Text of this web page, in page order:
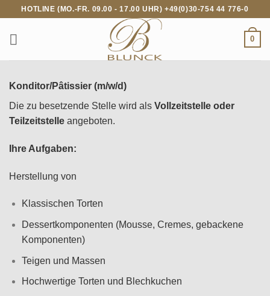
springen
HOTLINE (MO.-FR. 09.00 - 17.00 UHR) +49(0)30-754 44 776-0
0
Konditor/Pâtissier (m/w/d)
Die zu besetzende Stelle wird als Vollzeitstelle oder
Teilzeitstelle angeboten.
Ihre Aufgaben:
Herstellung von
Klassischen Torten
Dessertkomponenten (Mousse, Cremes, gebackene
Komponenten)
Teigen und Massen
Hochwertige Torten und Blechkuchen